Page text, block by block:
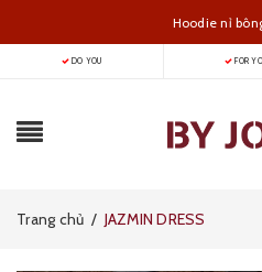
Hoodie nỉ
DO YOU FOR
Trang chủ / JAZMIN DRESS